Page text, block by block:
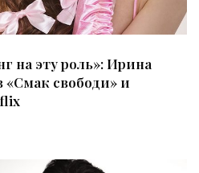
на эту роль»: Ирина
«Смак свободи» и